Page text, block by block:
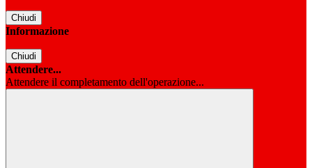
Chiudi
Informazione
Chiudi
Attendere...
Attendere il completamento dell'operazione...